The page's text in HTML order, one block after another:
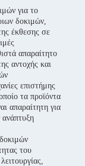
για το
δοκιμών,
έκθεσης σε
απαραίτητο
αντοχής και
επιστήμης
τα προϊόντα
απαραίτητη για
του